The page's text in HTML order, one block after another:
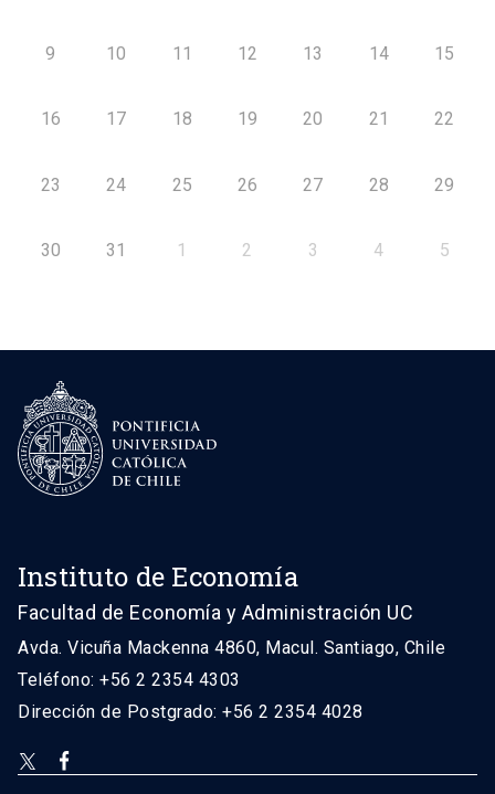
9 10 11 12 13 14 15
16 17 18 19 20 21 22
23 24 25 26 27 28 29
30 31 1 2 3 4 5
Instituto de Economía
Facultad de Economía y Administración UC
Avda. Vicuña Mackenna 4860, Macul. Santiago, Chile
Teléfono: +56 2 2354 4303
Dirección de Postgrado: +56 2 2354 4028